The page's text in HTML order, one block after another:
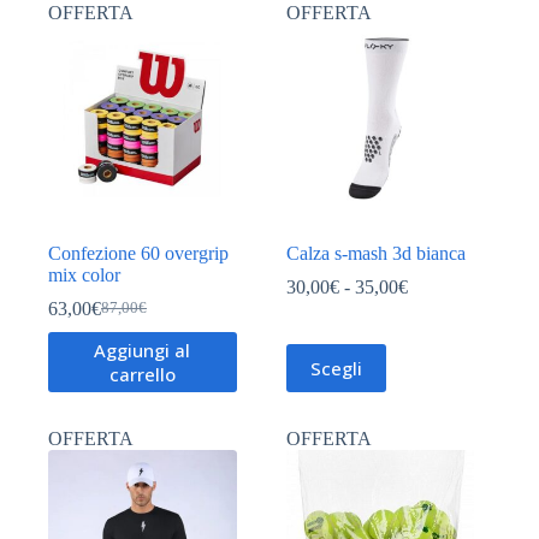
varianti.
essere
pagina
OFFERTA
Confezione 60 overgrip
mix color
87,00€
Il
prezzo
originale
era:
63,00€Il
prezzo
attuale
Aggiungi al
carrello
OFFERTA
Calza s-mash 3d bianca
30,00€ - 35,00€Fascia
Scegli
Questo
prodotto
ha
varianti.
essere
OFFERTA OFFERTA